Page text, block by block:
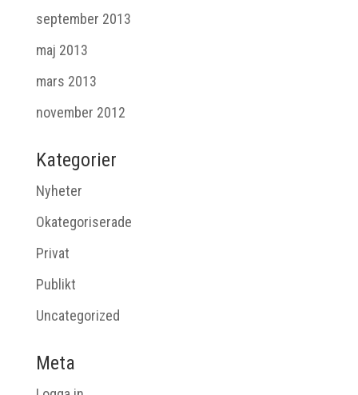
september 2013
maj 2013
mars 2013
november 2012
Kategorier
Nyheter
Okategoriserade
Privat
Publikt
Uncategorized
Meta